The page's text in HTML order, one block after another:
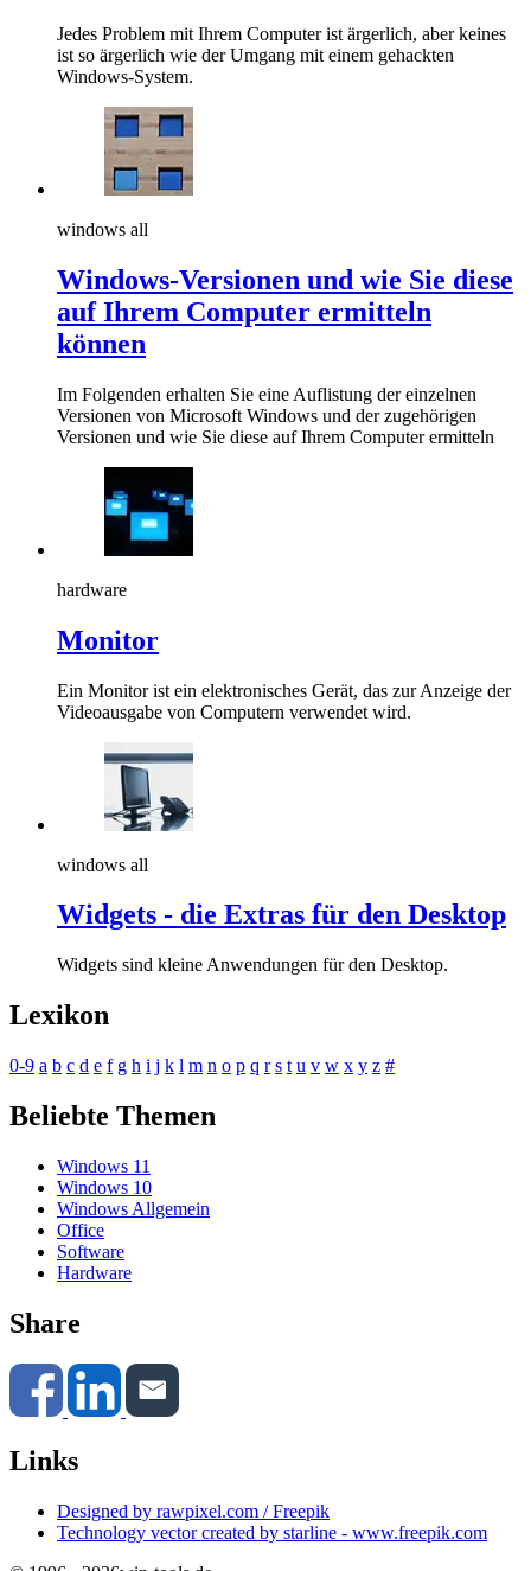
Jedes Problem mit Ihrem Computer ist ärgerlich, aber keines
ist so ärgerlich wie der Umgang mit einem gehackten
Windows-System.
windows all
Windows-Versionen und wie Sie diese
auf Ihrem Computer ermitteln
können
Im Folgenden erhalten Sie eine Auflistung der einzelnen
Versionen von Microsoft Windows und der zugehörigen
Versionen und wie Sie diese auf Ihrem Computer ermitteln
hardware
Monitor
Ein Monitor ist ein elektronisches Gerät, das zur Anzeige der
Videoausgabe von Computern verwendet wird.
windows all
Widgets - die Extras für den Desktop
Widgets sind kleine Anwendungen für den Desktop.
Lexikon
0-9 a b c d e f g h i j k l m n o p q r s t u v w x y z #
Beliebte Themen
Windows 11
Windows 10
Windows Allgemein
Office
Software
Hardware
Share
Links
Designed by rawpixel.com / Freepik
Technology vector created by starline - www.freepik.com